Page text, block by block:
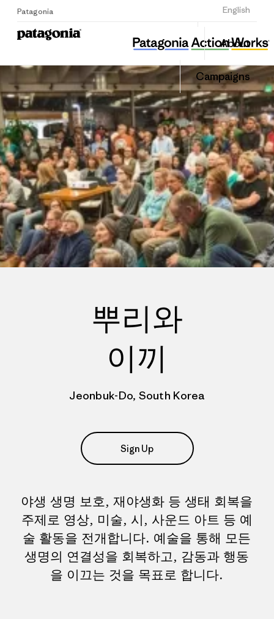
Patagonia English
Sign Up
About
Campaigns
뿌리와 이끼
Share
this
Share
on
뿌리와
이끼
Jeonbuk-Do, South Korea
Sign Up
야생 생명 보호, 재야생화 등 생태 회복을
주제로 영상, 미술, 시, 사운드 아트 등 예
술 활동을 전개합니다. 예술을 통해 모든
생명의 연결성을 회복하고, 감동과 행동
을 이끄는 것을 목표로 합니다.